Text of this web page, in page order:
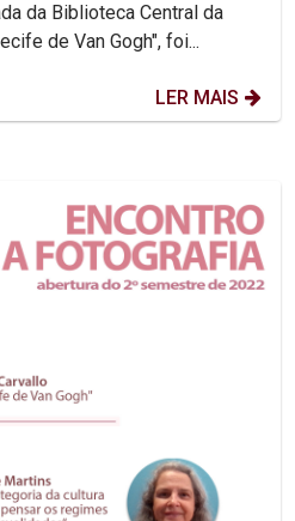
da Biblioteca Central da
de Van Gogh", foi...
LER MAIS